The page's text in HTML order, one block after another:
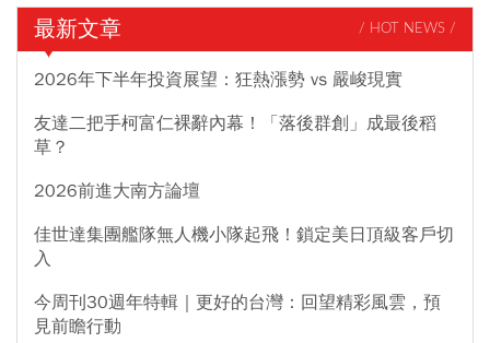
最新文章 / HOT NEWS /
2026年下半年投資展望：狂熱漲勢 vs 嚴峻現實
友達二把手柯富仁裸辭內幕！「落後群創」成最後稻
草？
2026前進大南方論壇
佳世達集團艦隊無人機小隊起飛！鎖定美日頂級客戶切
入
今周刊30週年特輯｜更好的台灣：回望精彩風雲，預
見前瞻行動